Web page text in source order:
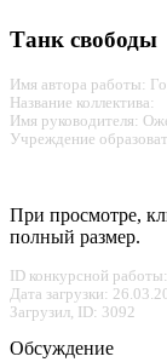
Танк свободы
Имя автора работы:
Название коллектива:
Имя руководителя:
Учреждение
При просмотре,
полный размер.
ID конкурсной
Дата загрузки:
Загрузил, ID: 3092
Обсуждение